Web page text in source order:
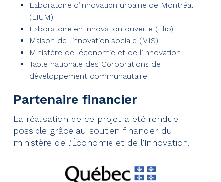
Laboratoire d’innovation urbaine de Montréal
(LIUM)
Laboratoire en innovation ouverte (Llio)
Maison de l’innovation sociale (MIS)
Ministère de l’économie et de l’Innovation
Table nationale des Corporations de
développement communautaire
Partenaire financier
La réalisation de ce projet a été rendue
possible grâce au soutien financier du
ministère de l’Économie et de l’Innovation.